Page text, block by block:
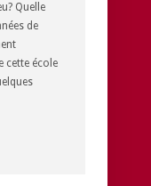
Quelle
de
cette école